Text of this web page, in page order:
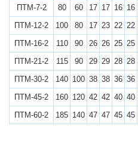
ПТМ-7-2
80 60 17 17 16 16
ПТМ-12-2
100 80 17 23 22 22
ПТМ-16-2
110 90 26 26 25 25
ПТМ-21-2
115 90 29 29 28 28
ПТМ-30-2
140 100 38 38 36 36
ПТМ-45-2
160 120 42 42 40 40
ПТМ-60-2
185 140 47 47 45 45